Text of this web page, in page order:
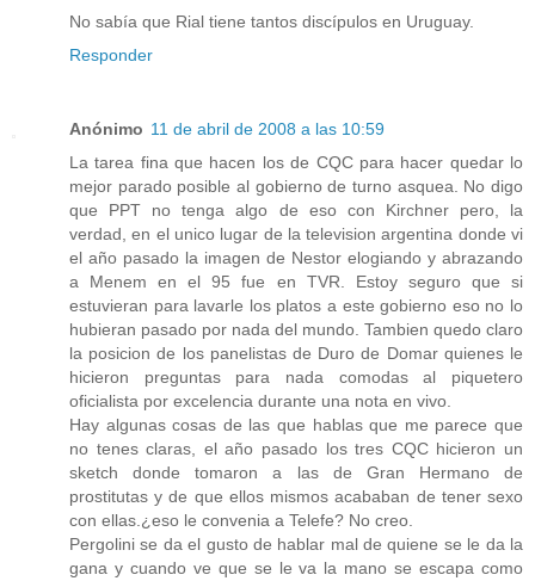
No sabía que Rial tiene tantos discípulos en Uruguay.
Responder
Anónimo 11 de abril de 2008 a las 10:59
La tarea fina que hacen los de CQC para hacer quedar lo
mejor parado posible al gobierno de turno asquea. No digo
que PPT no tenga algo de eso con Kirchner pero, la
verdad, en el unico lugar de la television argentina donde vi
el año pasado la imagen de Nestor elogiando y abrazando
a Menem en el 95 fue en TVR. Estoy seguro que si
estuvieran para lavarle los platos a este gobierno eso no lo
hubieran pasado por nada del mundo. Tambien quedo claro
la posicion de los panelistas de Duro de Domar quienes le
hicieron preguntas para nada comodas al piquetero
oficialista por excelencia durante una nota en vivo.
Hay algunas cosas de las que hablas que me parece que
no tenes claras, el año pasado los tres CQC hicieron un
sketch donde tomaron a las de Gran Hermano de
prostitutas y de que ellos mismos acababan de tener sexo
con ellas.¿eso le convenia a Telefe? No creo.
Pergolini se da el gusto de hablar mal de quiene se le da la
gana y cuando ve que se le va la mano se escapa como